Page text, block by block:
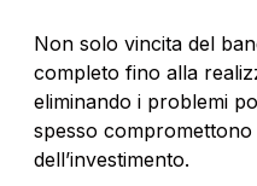
Non solo vincita del
completo fino alla
eliminando i problemi
spesso compromettono
dell’investimento.